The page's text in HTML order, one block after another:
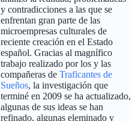
y contradicciones a las que se
enfrentan gran parte de las
microempresas culturales de
reciente creación en el Estado
español. Gracias al magnífico
trabajo realizado por los y las
compañeras de Traficantes de
Sueños, la investigación que
terminé en 2009 se ha actualizado,
algunas de sus ideas se han
refinado, algunas eleminado y